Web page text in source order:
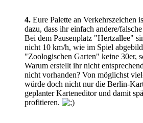
4. Eure Palette an Verkehrszeichen
dazu, dass ihr einfach andere/
Bei dem Pausenplatz "Hertzallee"
nicht 10 km/h, wie im Spiel
"Zoologischen Garten" keine 30er,
Warum erstellt ihr nicht
nicht vorhanden? Von möglichst
würde doch nicht nur die Berlin-
geplanter Karteneditor und damit
profitieren.